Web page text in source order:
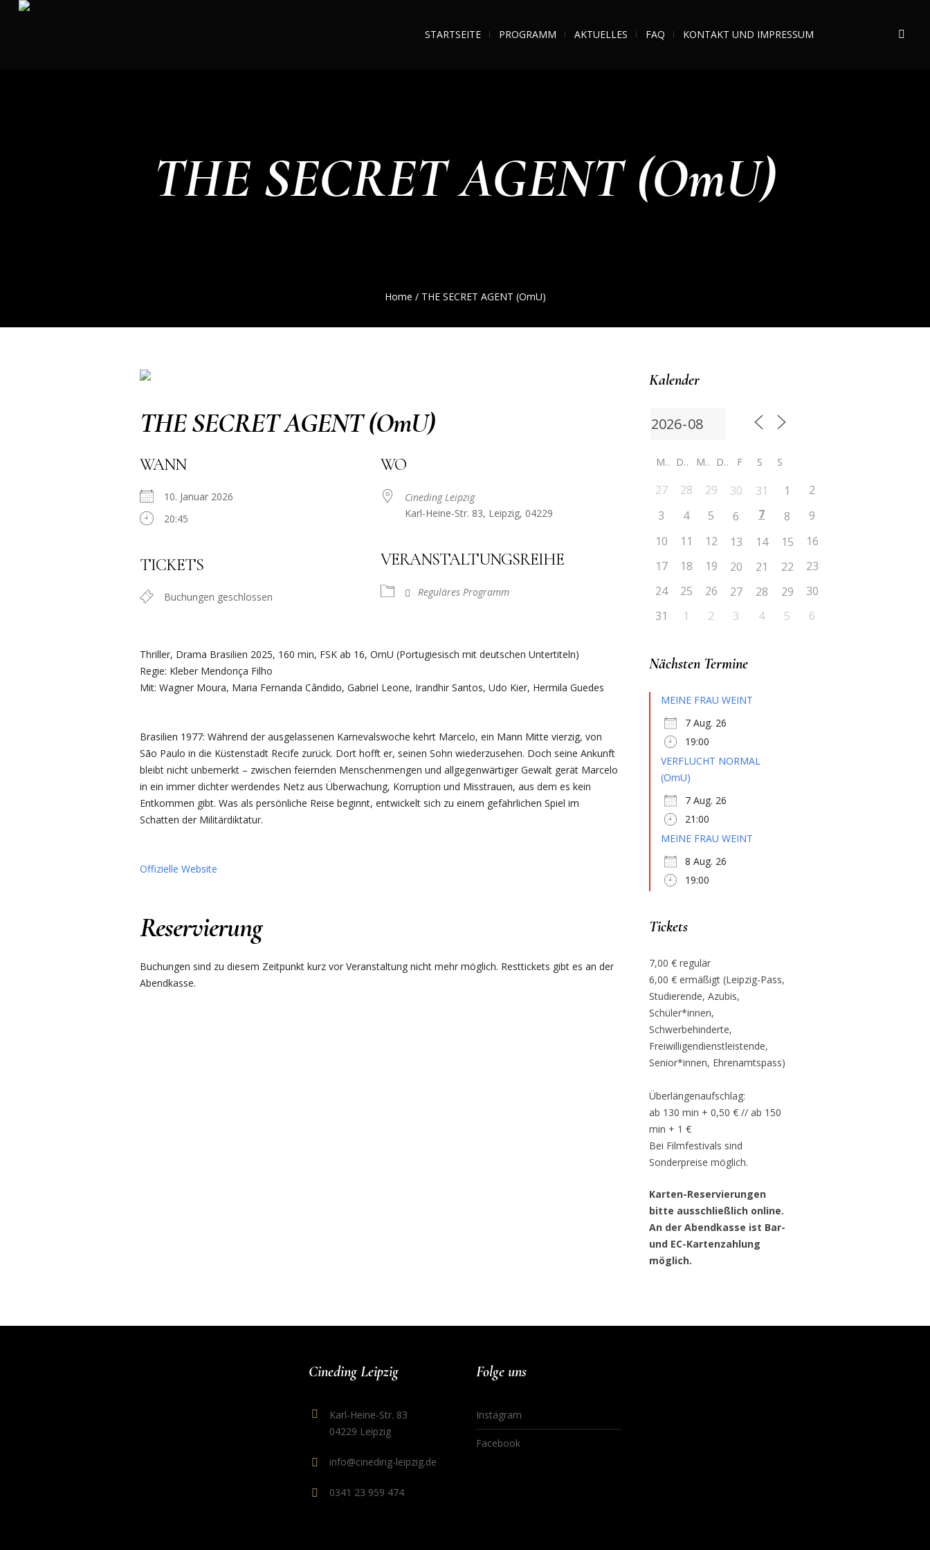
STARTSEITE PROGRAMM AKTUELLES FAQ KONTAKT UND IMPRESSUM
THE SECRET AGENT (OmU)
Home / THE SECRET AGENT (OmU)
THE SECRET AGENT (OmU)
WANN
10. Januar 2026
20:45
TICKETS
Buchungen geschlossen
WO
Cineding Leipzig
Karl-Heine-Str. 83, Leipzig, 04229
VERANSTALTUNGSREIHE
Reguläres Programm
Thriller, Drama Brasilien 2025, 160 min, FSK ab 16, OmU (Portugiesisch mit deutschen Untertiteln)
Regie: Kleber Mendonça Filho
Mit: Wagner Moura, Maria Fernanda Cândido, Gabriel Leone, Irandhir Santos, Udo Kier, Hermila Guedes
Brasilien 1977: Während der ausgelassenen Karnevalswoche kehrt Marcelo, ein Mann Mitte vierzig, von
São Paulo in die Küstenstadt Recife zurück. Dort hofft er, seinen Sohn wiederzusehen. Doch seine Ankunft
bleibt nicht unbemerkt – zwischen feiernden Menschenmengen und allgegenwärtiger Gewalt gerät Marcelo
in ein immer dichter werdendes Netz aus Überwachung, Korruption und Misstrauen, aus dem es kein
Entkommen gibt. Was als persönliche Reise beginnt, entwickelt sich zu einem gefährlichen Spiel im
Schatten der Militärdiktatur.
Offizielle Website
Reservierung
Buchungen sind zu diesem Zeitpunkt kurz vor Veranstaltung nicht mehr möglich. Resttickets gibt es an der
Abendkasse.
Kalender
M D M D F S S
27 28 29 30 31 1
2
3
4 5 6 7 8
9
10
11 12 13 14 15
16
17
18 19 20 21 22
23
24
25 26 27 28 29
30
31
1 2 3 4 5 6
Nächsten Termine
MEINE FRAU WEINT
7 Aug. 26
19:00
VERFLUCHT NORMAL
(OmU)
7 Aug. 26
21:00
MEINE FRAU WEINT
8 Aug. 26
19:00
Tickets
7,00 € regulär
6,00 € ermäßigt (Leipzig-Pass,
Studierende, Azubis,
Schüler*innen,
Schwerbehinderte,
Freiwilligendienstleistende,
Senior*innen, Ehrenamtspass)
Überlängenaufschlag:
ab 130 min + 0,50 € // ab 150
min + 1 €
Bei Filmfestivals sind
Sonderpreise möglich.
Karten-Reservierungen
bitte ausschließlich online.
An der Abendkasse ist Bar-
und EC-Kartenzahlung
möglich.
Cineding Leipzig
Karl-Heine-Str. 83
04229 Leipzig
info@cineding-leipzig.de
0341 23 959 474
Folge uns
Instagram
Facebook